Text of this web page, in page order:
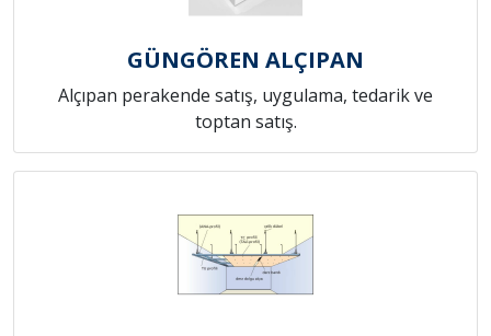
GÜNGÖREN ALÇIPAN
Alçıpan perakende satış, uygulama, tedarik ve
toptan satış.